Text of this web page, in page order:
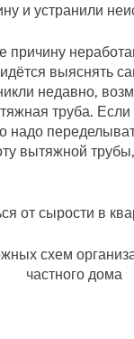
и устранили
причину
выяснять
недавно,
труба. Если
надо
вытяжной
схем
частного дома